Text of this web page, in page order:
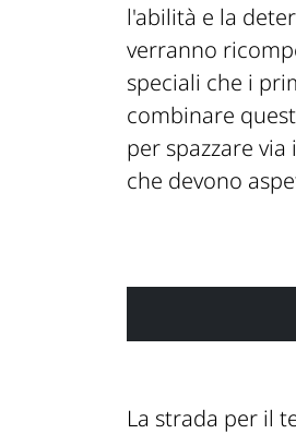
l'abilità e la
verranno
speciali che i
combinare
per spazzare
che devono
La strada per il